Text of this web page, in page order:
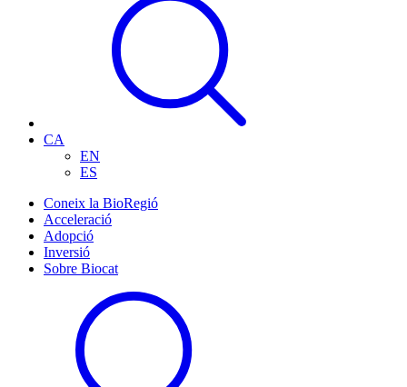
CA
EN
ES
Coneix la BioRegió
Acceleració
Adopció
Inversió
Sobre Biocat